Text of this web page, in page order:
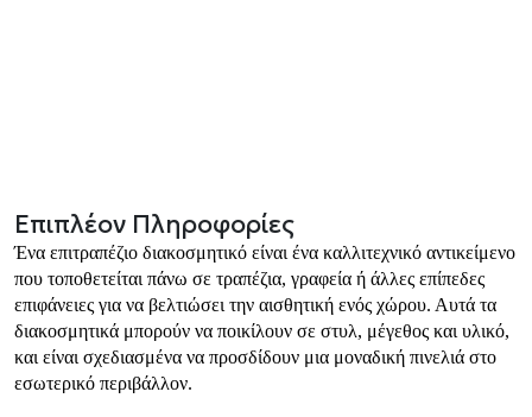
Επιπλέον Πληροφορίες
Ένα επιτραπέζιο διακοσμητικό είναι ένα καλλιτεχνικό αντικείμενο
που τοποθετείται πάνω σε τραπέζια, γραφεία ή άλλες επίπεδες
επιφάνειες για να βελτιώσει την αισθητική ενός χώρου. Αυτά τα
διακοσμητικά μπορούν να ποικίλουν σε στυλ, μέγεθος και υλικό,
και είναι σχεδιασμένα να προσδίδουν μια μοναδική πινελιά στο
εσωτερικό περιβάλλον.